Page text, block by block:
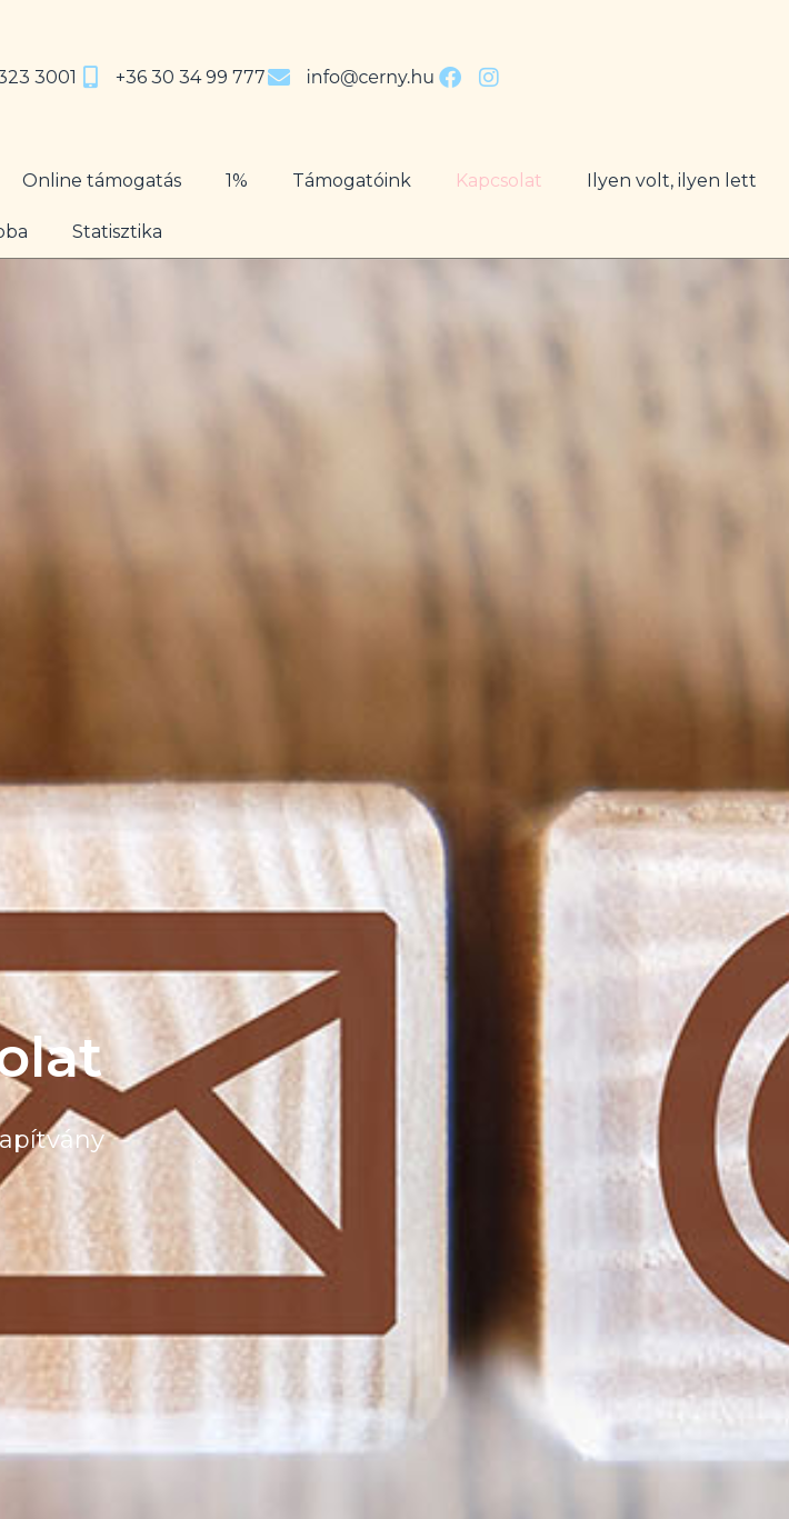
3001 +36 30 34 99 777
Online támogatás 1% Támogatóink Kapcsolat Ilyen volt, ilyen lett
Statisztika